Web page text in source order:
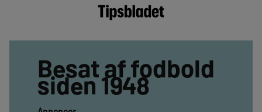
Besat af fodbold
siden 1948